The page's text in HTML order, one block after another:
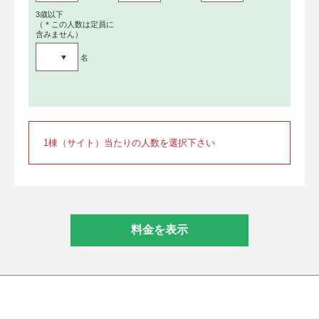
3歳以下
（＊この人数は定員に
含みません）
名
1棟（サイト）当たりの人数を選択下さい
料金を表示